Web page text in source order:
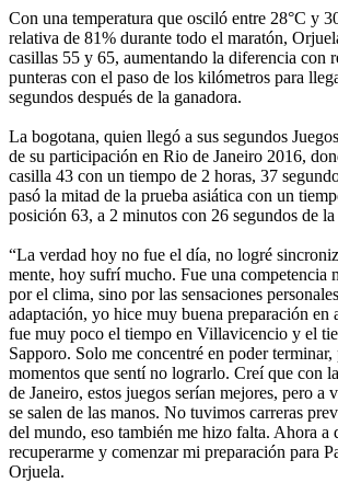
Con una temperatura que osciló entre 28°C y
relativa de 81% durante todo el maratón,
casillas 55 y 65, aumentando la diferencia con
punteras con el paso de los kilómetros para
segundos después de la ganadora.
La bogotana, quien llegó a sus segundos
de su participación en Rio de Janeiro 2016,
casilla 43 con un tiempo de 2 horas, 37
pasó la mitad de la prueba asiática con un
posición 63, a 2 minutos con 26 segundos de la
“La verdad hoy no fue el día, no logré
mente, hoy sufrí mucho. Fue una
por el clima, sino por las sensaciones
adaptación, yo hice muy buena preparación en
fue muy poco el tiempo en Villavicencio y el
Sapporo. Solo me concentré en poder
momentos que sentí no lograrlo. Creí que con
de Janeiro, estos juegos serían mejores, pero a
se salen de las manos. No tuvimos carreras
del mundo, eso también me hizo falta. Ahora a
recuperarme y comenzar mi preparación para
Orjuela.